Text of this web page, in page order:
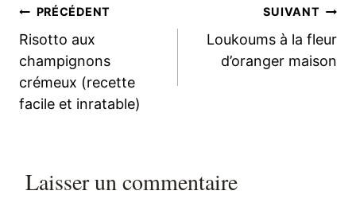
Navigation
de
l’article
PRÉCÉDENT
Risotto aux
champignons
crémeux (recette
facile et inratable)
SUIVANT
Loukoums à la fleur
d’oranger maison
Laisser un commentaire